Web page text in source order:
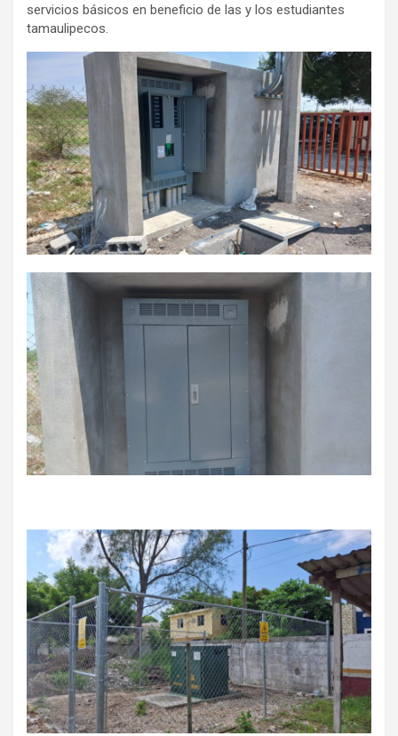
servicios básicos en beneficio de las y los estudiantes
tamaulipecos.